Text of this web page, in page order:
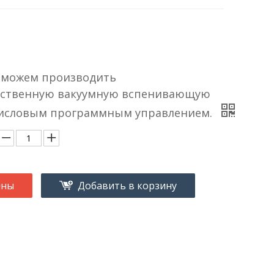
производить
вакуумную вспенивающую
программным управлением.
Добавить в корзину